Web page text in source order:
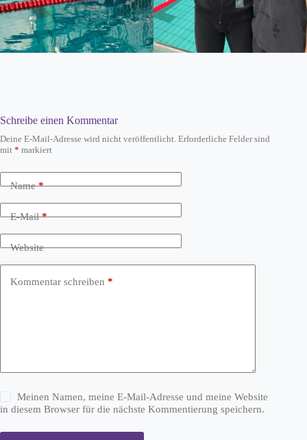
Schreibe einen Kommentar
Deine E-Mail-Adresse wird nicht veröffentlicht. Erforderliche Felder sind
mit * markiert
Name*
E-Mail*
Website
Kommentar schreiben *
Meinen Namen, meine E-Mail-Adresse und meine Website
in diesem Browser für die nächste Kommentierung speichern.